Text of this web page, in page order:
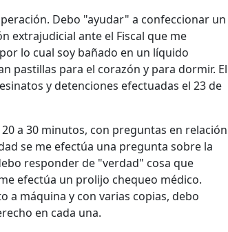
Debo "ayudar" a confeccionar un
extrajudicial ante el Fiscal que me
lo cual soy bañado en un líquido
pastillas para el corazón y para dormir. El
y detenciones efectuadas el 23 de
a 30 minutos, con preguntas en relación
se me efectúa una pregunta sobre la
responder de "verdad" cosa que
efectúa un prolijo chequeo médico.
a máquina y con varias copias, debo
en cada una.